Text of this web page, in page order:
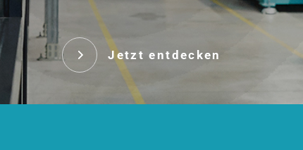
Jetzt entdecken
Jetzt